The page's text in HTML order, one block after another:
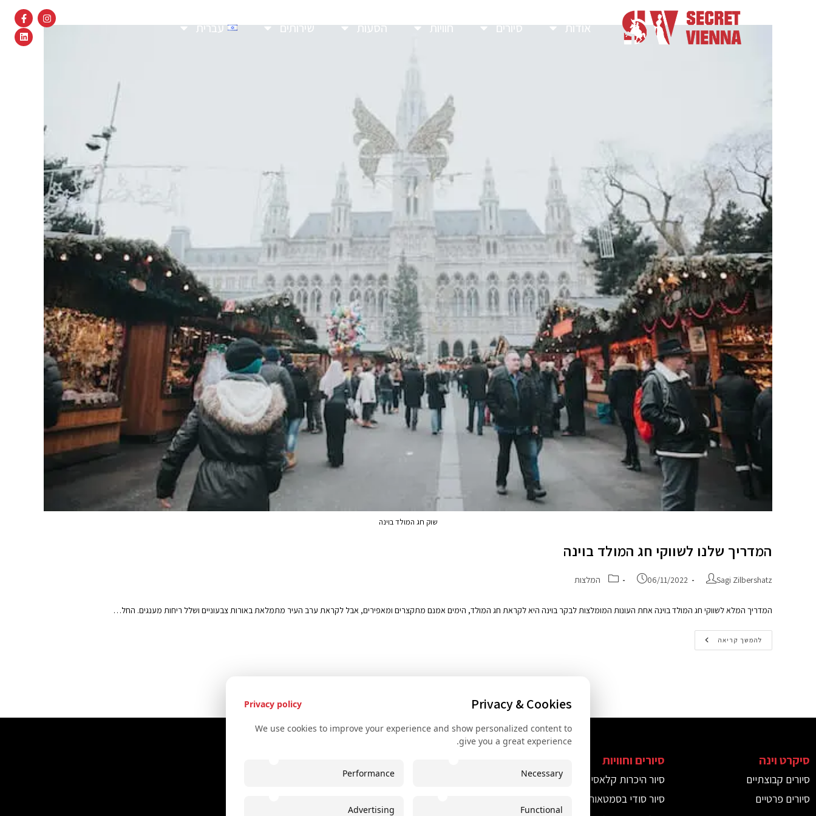
אודות סיורים חוויות הסעות שירותים עברית
שוק חג המולד בוינה
המדריך שלנו לשווקי חג המולד בוינה
Sagi Zilbershatz
06/11/2022 המלצות
המדריך המלא לשווקי חג המולד בוינה אחת העונות המומלצות לבקר בוינה היא לקראת חג המולד, הימים אמנם מתקצרים ומאפירים, אבל לקראת ערב העיר מתמלאת באורות צבעוניים ושלל ריחות מענגים. החל…
להמשך קריאה
סיקרט וינה
סיורים קבוצתיים
סיורים פרטיים
סיורים וחוויות
סיור היכרות קלאסי
סיור סודי בסמטאות וינה
שירות הפקת אירועים לקבוצות
+43 67761612322
Privacy & Cookies
Privacy policy
We use cookies to improve your experience and show personalized content to
give you a great experience.
Necessary
Performance
Functional
Advertising